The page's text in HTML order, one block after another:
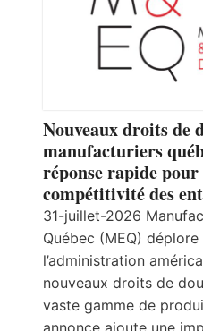
Nouveaux droits de
manufacturiers
réponse rapide
compétitivité des
31-juillet-2026
Québec (MEQ)
l’administration
nouveaux droits de
vaste gamme de